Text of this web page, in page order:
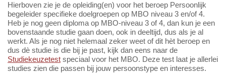
Hierboven zie je de opleiding(en) voor het beroep Persoonlijk
begeleider specifieke doelgroepen op MBO niveau 3 en/of 4.
Heb je nog geen diploma op MBO-niveau 3 of 4, dan kun je een
bovenstaande studie gaan doen, ook in deeltijd, dus als je al
werkt. Als je nog niet helemaal zeker weet of dit hèt beroep en
dus dè studie is die bij je past, kijk dan eens naar de
Studiekeuzetest speciaal voor het MBO. Deze test laat je allerlei
studies zien die passen bij jouw persoonstype en interesses.